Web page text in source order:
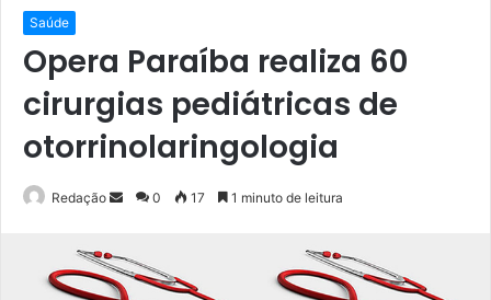
Saúde
Opera Paraíba realiza 60
cirurgias pediátricas de
otorrinolaringologia
Redação
Mande
mail
0 17 1 minuto de leitura